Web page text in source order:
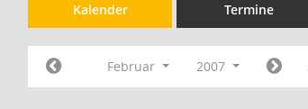
Kalender Termine
Februar 2007